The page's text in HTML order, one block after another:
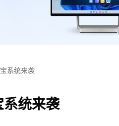
系统来袭
系统来袭